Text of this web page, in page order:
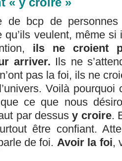
de bcp de
qu’ils veulent, même si
ils ne croient
arriver. Ils ne
pas la foi, ils ne
Voilà
ce que nous
par dessusy croire.
être confiant.
de foi. Avoir la foi,